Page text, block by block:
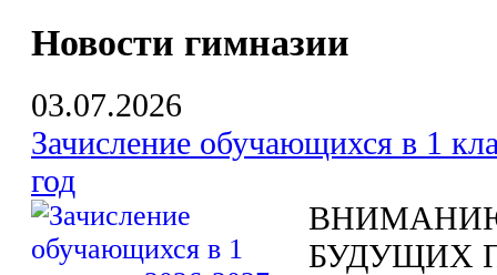
Новости гимназии
03.07.2026
Зачисление обучающихся в 1
год
БУДУЩИХ